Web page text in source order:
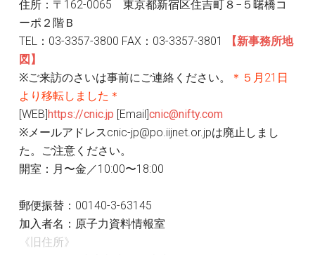
住所：〒162-0065 東京都新宿区住吉町８−５曙橋コ
ーポ２階Ｂ
TEL：03-3357-3800 FAX：03-3357-3801
【新事務所地
図】
※ご来訪のさいは事前にご連絡ください。
＊５月21日
より移転しました＊
[WEB]https://cnic.jp [Email]cnic@nifty.com
※メールアドレスcnic-jp@po.iijnet.or.jpは廃止しまし
た。ご注意ください。
開室：月〜金／10:00〜18:00
郵便振替：00140-3-63145
加入者名：原子力資料情報室
《旧住所》